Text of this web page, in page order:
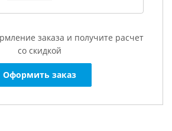
К сожалению,
раздел пуст
В данный момент нет
активных товаров
заказа и получите расчет
со скидкой
Оформить заказ